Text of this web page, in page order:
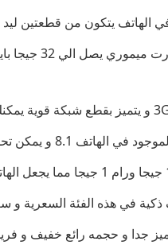
الهاتف يتكون من قطعتين
يمكنك
8.1 و يمكن تحديثه إلى أندرويد 9
هذه الفئة السعرية و سعره ثابت لا
جدا و حجمه رائع خفيف و